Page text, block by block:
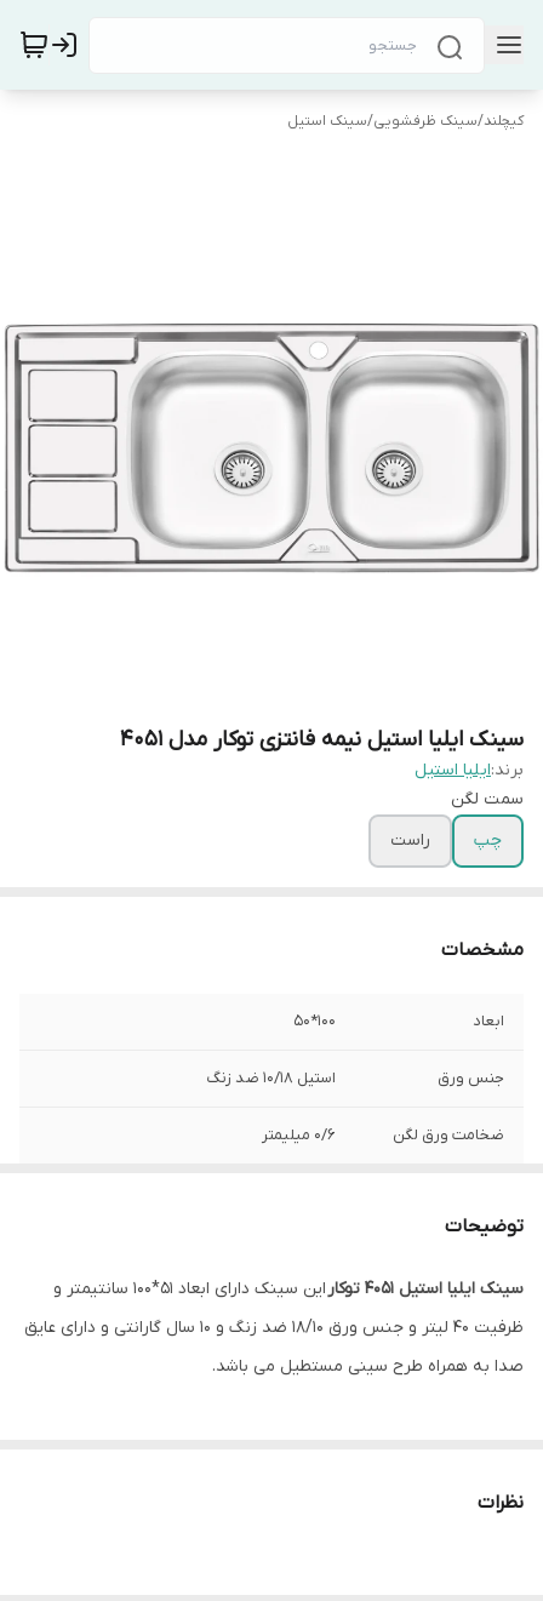
کیچلند/سینک ظرفشویی/سینک استیل
سینک ایلیا استیل نیمه فانتزی توکار مدل 4051
برند:ایلیا استیل
سمت لگن
چپ
راست
مشخصات
ابعاد 100*50
جنس ورق استیل 10/18 ضد زنگ
ضخامت ورق لگن 0/6 میلیمتر
توضیحات
سینک ایلیا استیل 4051 توکار
این سینک دارای ابعاد 51*100 سانتیمتر و
ظرفیت 40 لیتر و جنس ورق 18/10 ضد زنگ و 10 سال گارانتی و دارای عایق
صدا به همراه طرح سینی مستطیل می باشد.
نظرات